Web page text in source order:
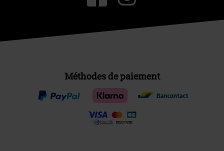
Méthodes de paiement